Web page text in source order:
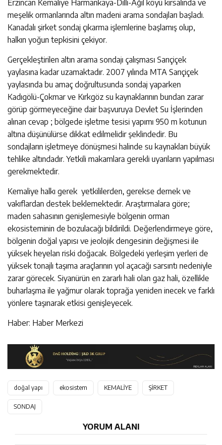
Erzincan Kemaliye Harmankaya-Dilli-Ağıl köyü kırsalında ve
meşelik ormanlarında altın madeni arama sondajları başladı.
Kanadalı şirket sondaj çıkarma işlemlerine başlamış olup,
halkın yoğun tepkisini çekiyor.
Gerçekleştirilen altın arama sondajı çalışması Sarıçiçek
yaylasına kadar uzamaktadır. 2007 yılında MTA Sarıçiçek
yaylasında bu amaç doğrultusunda sondaj yaparken
Kadıgölü-Çokmar ve Kırkgöz su kaynaklarının bundan zarar
görüp görmeyeceğine dair başvuruya Devlet Su İşlerinden
alınan cevap ; bölgede işletme tesisi yapımı 950 m kotunun
altına düşünülürse dikkat edilmelidir şeklindedir. Bu
sondajların işletmeye dönüşmesi halinde su kaynakları büyük
tehlike altındadır. Yetkili makamlara gerekli uyarıların yapılması
gerekmektedir.
Kemaliye halkı gerek yetkililerden, gerekse dernek ve
vakıflardan destek beklemektedir. Araştırmalara göre;
maden sahasının genişlemesiyle bölgenin orman
ekosisteminin de bozulacağı bildirildi. Değerlendirmeye göre,
bölgenin doğal yapısı ve jeolojik dengesinin değişmesi ile
yüksek heyelan riski doğacak. Bölgedeki yerleşim yerleri de
yüksek tonajlı taşıma araçlarının yol açacağı sarsıntı nedeniyle
zarar görecek. Siyanürün en zararlı hali olan gaz hali, özellikle
buharlaşma ile yağmur olarak toprağa yeniden inecek ve farklı
yönlere taşınarak etkisi genişleyecek.
Haber: Haber Merkezi
doğal yapı ekosistem KEMALİYE ŞİRKET
SONDAJ
YORUM ALANI